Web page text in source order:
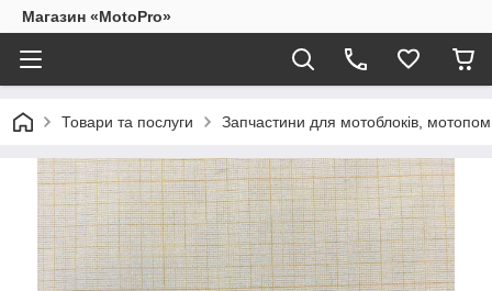
Магазин «MotoPro»
Товари та послуги Запчастини для мотоблоків,